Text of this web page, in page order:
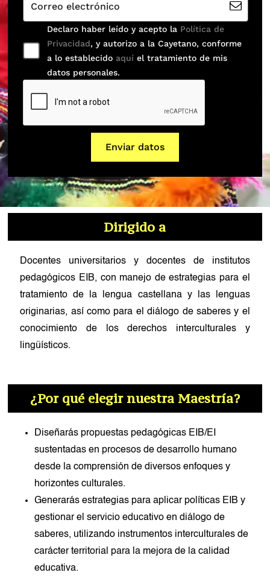
Correo electrónico
Declaro haber leído y acepto la Política de
Privacidad, y autorizo a la Cayetano, conforme
a lo establecido aquí el tratamiento de mis
datos personales.
Enviar datos
Dirigido a
Docentes universitarios y docentes de institutos
pedagógicos EIB, con manejo de estrategias para el
tratamiento de la lengua castellana y las lenguas
originarias, así como para el diálogo de saberes y el
conocimiento de los derechos interculturales y
lingüísticos.
¿Por qué elegir nuestra Maestría?
Diseñarás propuestas pedagógicas EIB/EI
sustentadas en procesos de desarrollo humano
desde la comprensión de diversos enfoques y
horizontes culturales.
Generarás estrategias para aplicar políticas EIB y
gestionar el servicio educativo en diálogo de
saberes, utilizando instrumentos interculturales de
carácter territorial para la mejora de la calidad
educativa.